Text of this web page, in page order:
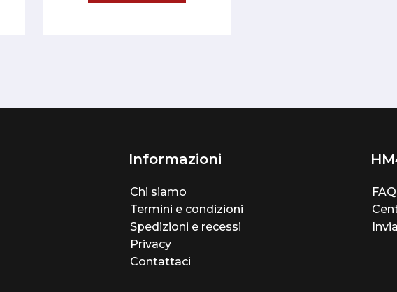
Informazioni
Chi siamo
Termini e condizioni
Spedizioni e recessi
Privacy
Contattaci
FAQ